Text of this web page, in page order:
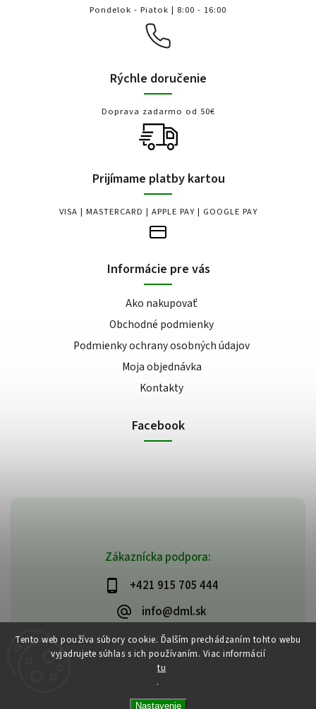
Tento web používa súbory cookie. Ďalším prechádzaním tohto webu
vyjadrujete súhlas s ich používaním. Viac informácií
tu
.
Nastavenie
Zákaznícka podpora:
+421 915 705 444
info@dml.sk
Pondelok - Piatok | 8:00 - 16:00
Rýchle doručenie
Doprava zadarmo od 50€
Prijímame platby kartou
VISA | MASTERCARD | APPLE PAY | GOOGLE PAY
Informácie pre vás
Ako nakupovať
Obchodné podmienky
Podmienky ochrany osobných údajov
Moja objednávka
Kontakty
Facebook
bifeedus | BIO | DIA | BEZLEPKOVÉ POTRAVINY